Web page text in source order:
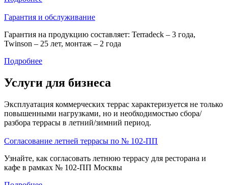
Гарантия и обслуживание
Гарантия на продукцию составляет: Terradeck – 3 года,
Twinson – 25 лет, монтаж – 2 года
Подробнее
Услуги для бизнеса
Эксплуатация коммерческих террас характеризуется не только
повышенными нагрузками, но и необходимостью сбора/
разбора террасы в летний/зимний период.
Согласование летней террасы по № 102-ПП
Узнайте, как согласовать летнюю террасу для ресторана и
кафе в рамках № 102-ПП Москвы